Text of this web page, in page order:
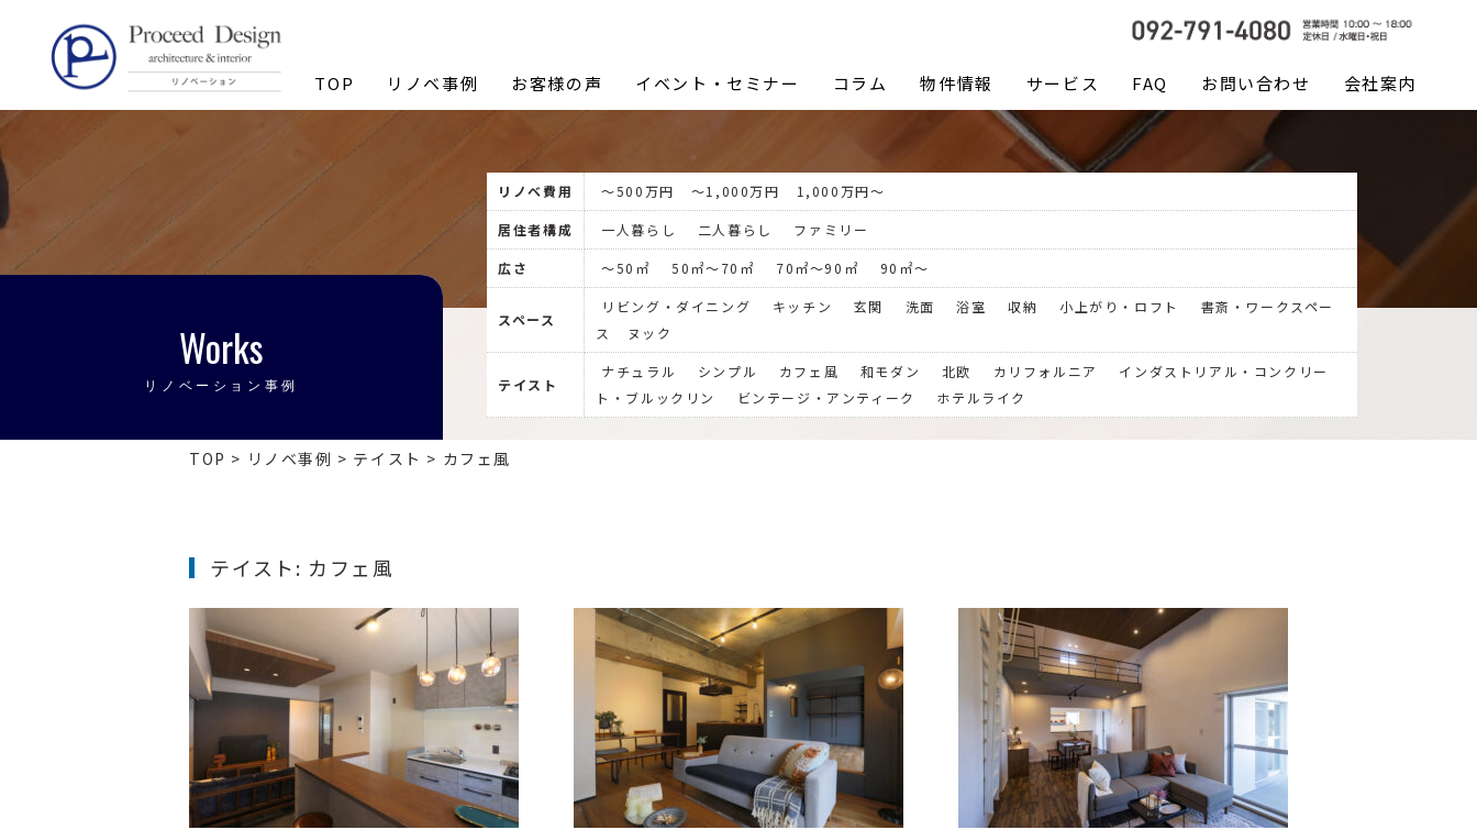
TOP リノベ事例 お客様の声 イベント・セミナー コラム 物件情報 サービス FAQ お問い合わせ 会社案内
Works
リノベーション事例
リノベ費用 〜500万円 〜1,000万円 1,000万円〜
居住者構成 一人暮らし 二人暮らし ファミリー
広さ 〜50㎡ 50㎡〜70㎡ 70㎡〜90㎡ 90㎡〜
スペース
リビング・ダイニング キッチン 玄関 洗面 浴室 収納 小上がり・ロフト
書斎・ワークスペー
ス
ヌック
テイスト
ナチュラル シンプル カフェ風 和モダン 北欧 カリフォルニア
インダストリアル・コンクリー
ト・ブルックリン
ビンテージ・アンティーク ホテルライク
TOP > リノベ事例 > テイスト > カフェ風
テイスト: カフェ風